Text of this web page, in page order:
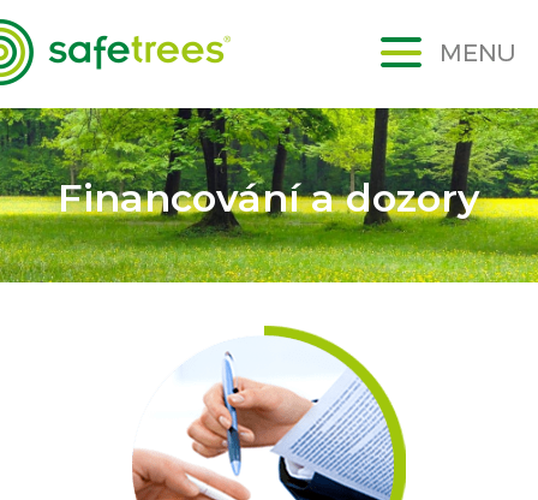
Financování a dozory